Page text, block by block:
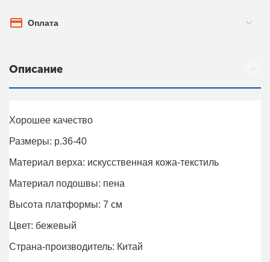
Оплата
Описание
Хорошее качество
Размеры: р.36-40
Материал верха: искусственная кожа-текстиль
Материал подошвы: пена
Высота платформы: 7 см
Цвет: бежевый
Страна-производитель: Китай